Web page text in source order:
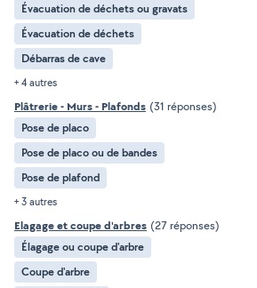
Évacuation de déchets ou gravats
Évacuation de déchets
Débarras de cave
+ 4 autres
Plâtrerie - Murs - Plafonds (31 réponses)
Pose de placo
Pose de placo ou de bandes
Pose de plafond
+ 3 autres
Elagage et coupe d'arbres (27 réponses)
Élagage ou coupe d'arbre
Coupe d'arbre